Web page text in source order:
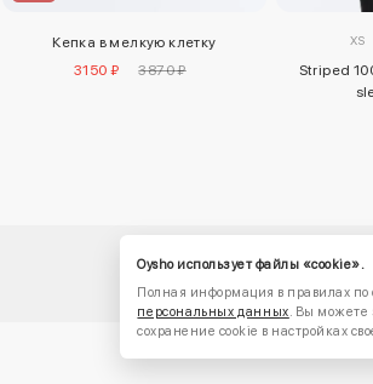
Кепка в мелкую клетку
3150 ₽
3870 ₽
XS
Striped
Oysho использует файлы «cookie».
Полная информация в правилах по
персональных данных. Вы можете
сохранение cookie в настройках